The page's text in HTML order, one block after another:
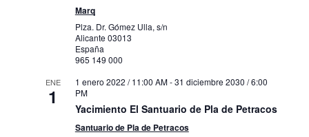
Marq
Plza. Dr. Gómez Ulla, s/n
Alicante 03013
España
965 149 000
ENE
1
1 enero 2022 / 11:00 AM-31 diciembre 2030 / 6:00
PM
Yacimiento El Santuario de Pla de Petracos
Santuario de Pla de Petracos